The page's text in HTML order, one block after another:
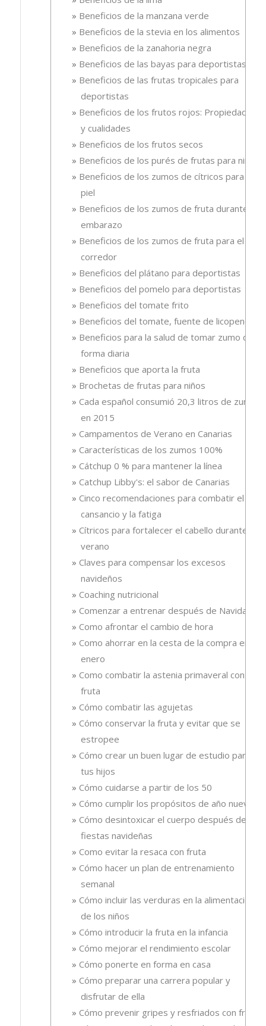
Beneficios de la manzana verde
Beneficios de la stevia en los alimentos
Beneficios de la zanahoria negra
Beneficios de las bayas para deportistas
Beneficios de las frutas tropicales para
deportistas
Beneficios de los frutos rojos: Propiedades
y cualidades
Beneficios de los frutos secos
Beneficios de los purés de frutas para niños
Beneficios de los zumos de cítricos para la
piel
Beneficios de los zumos de fruta durante el
embarazo
Beneficios de los zumos de fruta para el
corredor
Beneficios del plátano para deportistas
Beneficios del pomelo para deportistas
Beneficios del tomate frito
Beneficios del tomate, fuente de licopeno
Beneficios para la salud de tomar zumo de
forma diaria
Beneficios que aporta la fruta
Brochetas de frutas para niños
Cada español consumió 20,3 litros de zumo
en 2015
Campamentos de Verano en Canarias
Características de los zumos 100%
Cátchup 0 % para mantener la línea
Catchup Libby's: el sabor de Canarias
Cinco recomendaciones para combatir el
cansancio y la fatiga
Cítricos para fortalecer el cabello durante el
verano
Claves para compensar los excesos
navideños
Coaching nutricional
Comenzar a entrenar después de Navidad
Como afrontar el cambio de hora
Como ahorrar en la cesta de la compra en
enero
Como combatir la astenia primaveral con
fruta
Cómo combatir las agujetas
Cómo conservar la fruta y evitar que se
estropee
Cómo crear un buen lugar de estudio para
tus hijos
Cómo cuidarse a partir de los 50
Cómo cumplir los propósitos de año nuevo
Cómo desintoxicar el cuerpo después de las
fiestas navideñas
Como evitar la resaca con fruta
Cómo hacer un plan de entrenamiento
semanal
Cómo incluir las verduras en la alimentación
de los niños
Cómo introducir la fruta en la infancia
Cómo mejorar el rendimiento escolar
Cómo ponerte en forma en casa
Cómo preparar una carrera popular y
disfrutar de ella
Cómo prevenir gripes y resfriados con fruta.